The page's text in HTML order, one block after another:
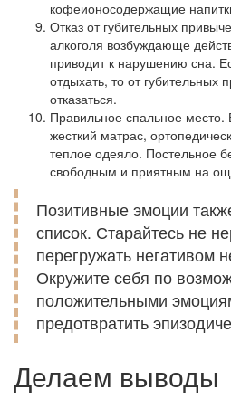
кофеионосодержащие
Отказ от губительных
алкоголя возбуждающе
приводит к нарушению сна.
отдыхать, то от губительных
отказаться.
Правильное спальное
жесткий матрас,
теплое одеяло. Постельное
свободным и приятным на
Позитивные эмоции
список. Старайтесь не
перегружать негативом
Окружите себя по
положительными
предотвратить
Делаем выводы